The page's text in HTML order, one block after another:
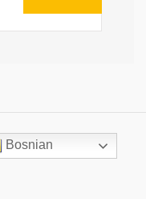
reserved.
Bosnian